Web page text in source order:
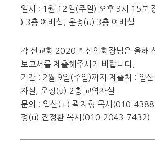
일시 : 1월 12일(주일) 오후 3시 15분
) 3층 예배실, 운정(u) 3층 예배실
각 선교회 2020년 신임회장님은 올해
보고서를 제출해주시기 바랍니다.
기간 : 2월 9일(주일)까지 제출처 : 일
자실, 운정(u) 2층 교역자실
문의 : 일산( i ) 곽지형 목사(010-
정(u) 진정환 목사(010-2043-7432)